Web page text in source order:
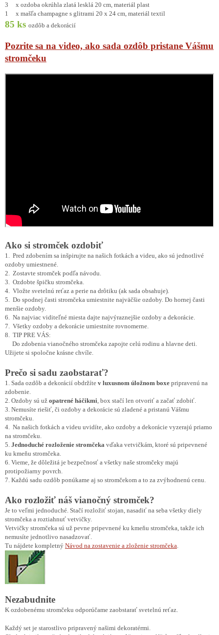
3 x ozdoba okrúhla zlatá lesklá 20 cm, materiál plast
1 x mašľa champagne s glitrami 20 x 24 cm, materiál textil
85 ks ozdôb a dekorácií
Pozrite sa na video, ako sada ozdôb pristane Vášmu
stromčeku
Ako si stromček ozdobiť
1. Pred zdobením sa inšpirujte na našich fotkách a videu, ako sú jednotlivé
ozdoby umiestnené.
2. Zostavte stromček podľa návodu.
3. Ozdobte špičku stromčeka.
4. Vložte svetelnú reťaz a perie na drôtiku (ak sada obsahuje).
5. Do spodnej časti stromčeka umiestnite najväčšie ozdoby. Do hornej časti
menšie ozdoby.
6. Na najviac viditeľné miesta dajte najvýraznejšie ozdoby a dekorácie.
7. Všetky ozdoby a dekorácie umiestnite rovnomerne.
8. TIP PRE VÁS:
Do zdobenia vianočného stromčeka zapojte celú rodinu a hlavne deti.
Užijete si spoločne krásne chvíle.
Prečo si sadu zaobstarať?
1. Sada ozdôb a dekorácií obdržíte v luxusnom úložnom boxe pripravenú na
zdobenie.
2. Ozdoby sú už opatrené háčikmi , box stačí len otvoriť a začať zdobiť.
3. Nemusíte riešiť, či ozdoby a dekorácie sú zladené a pristanú Vášmu
stromčeku.
4. Na našich fotkách a videu uvidíte, ako ozdoby a dekorácie vyzerajú priamo
na stromčeku.
5. Jednoduché rozloženie stromčeka vďaka vetvičkám, ktoré sú pripevnené
ku kmeňu stromčeka.
6. Vieme, že dôležitá je bezpečnosť a všetky naše stromčeky majú
protipožiarny povrch.
7. Každú sadu ozdôb ponúkame aj so stromčekom a to za zvýhodnenú cenu.
Ako rozložiť náš vianočný stromček?
Je to veľmi jednoduché. Stačí rozložiť stojan, nasadiť na seba všetky diely
stromčeka a roztiahnuť vetvičky.
Vetvičky stromčeka sú už pevne pripevnené ku kmeňu stromčeka, takže ich
nemusíte jednotlivo nasadzovať.
Tu nájdete kompletný Návod na zostavenie a zloženie stromčeka
Nezabudnite
K ozdobenému stromčeku odporúčame zaobstarať svetelnú reťaz.
Každý set je starostlivo pripravený našimi dekoratérmi.